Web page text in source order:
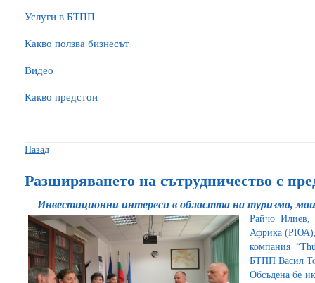
Услуги в БТПП
Какво ползва бизнесът
Видео
Какво предстои
Назад
Разширяването на сътрудничество с
Инвестиционни интереси в областта на туризма,
Райчо
Африка (РЮА),
компания
БТПП Васил
Обсъдена бе